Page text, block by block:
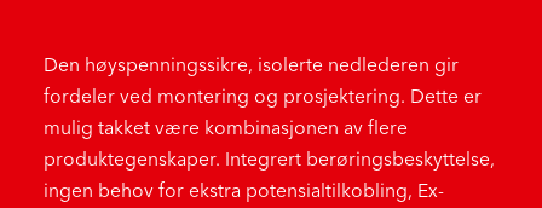
Den høyspenningssikre, isolerte nedlederen gir
fordeler ved montering og prosjektering. Dette er
mulig takket være kombinasjonen av flere
produktegenskaper. Integrert berøringsbeskyttelse,
ingen behov for ekstra potensialtilkobling, Ex-